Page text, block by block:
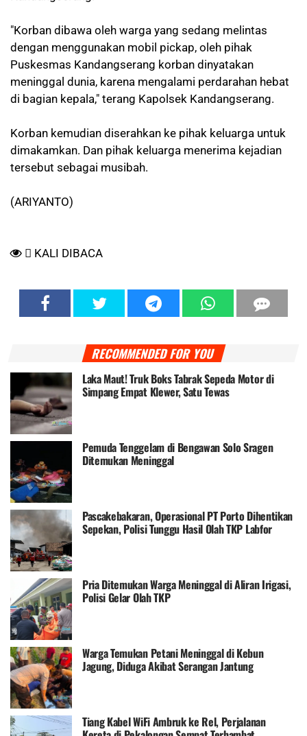
"Korban dibawa oleh warga yang sedang melintas
dengan menggunakan mobil pickap, oleh pihak
Puskesmas Kandangserang korban dinyatakan
meninggal dunia, karena mengalami perdarahan hebat
di bagian kepala," terang Kapolsek Kandangserang.
Korban kemudian diserahkan ke pihak keluarga untuk
dimakamkan. Dan pihak keluarga menerima kejadian
tersebut sebagai musibah.
(ARIYANTO)
KALI DIBACA
RECOMMENDED FOR YOU
Laka Maut! Truk Boks Tabrak Sepeda Motor di
Simpang Empat Klewer, Satu Tewas
Pemuda Tenggelam di Bengawan Solo Sragen
Ditemukan Meninggal
Pascakebakaran, Operasional PT Porto Dihentikan
Sepekan, Polisi Tunggu Hasil Olah TKP Labfor
Pria Ditemukan Warga Meninggal di Aliran Irigasi,
Polisi Gelar Olah TKP
Warga Temukan Petani Meninggal di Kebun
Jagung, Diduga Akibat Serangan Jantung
Tiang Kabel WiFi Ambruk ke Rel, Perjalanan